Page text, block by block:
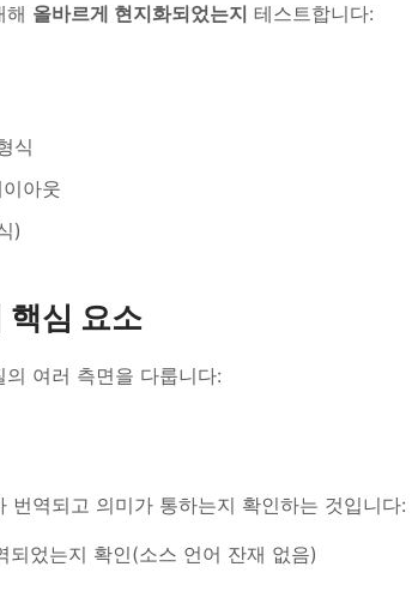
해 올바르게 현지화되었는지 테스트합니다:
식
아웃
)
심 요소
여러 측면을 다룹니다:
번역되고 의미가 통하는지 확인하는 것입니다:
었는지 확인(소스 언어 잔재 없음)